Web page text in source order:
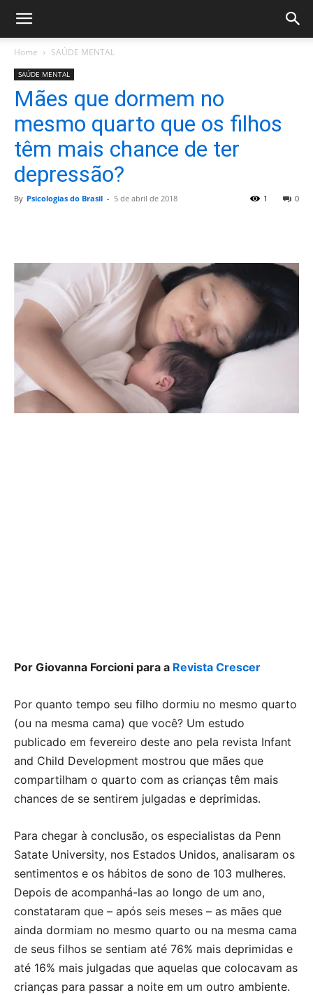
Home SAÚDE MENTAL
SAÚDE MENTAL
Mães que dormem no
mesmo quarto que os filhos
têm mais chance de ter
depressão?
By Psicologias do Brasil - 5 de abril de 2018 0
1
Por Giovanna Forcioni para a Revista Crescer
Por quanto tempo seu filho dormiu no mesmo quarto
(ou na mesma cama) que você? Um estudo
publicado em fevereiro deste ano pela revista Infant
and Child Development mostrou que mães que
compartilham o quarto com as crianças têm mais
chances de se sentirem julgadas e deprimidas.
Para chegar à conclusão, os especialistas da Penn
Satate University, nos Estados Unidos, analisaram os
sentimentos e os hábitos de sono de 103 mulheres.
Depois de acompanhá-las ao longo de um ano,
constataram que – após seis meses – as mães que
ainda dormiam no mesmo quarto ou na mesma cama
de seus filhos se sentiam até 76% mais deprimidas e
até 16% mais julgadas que aquelas que colocavam as
crianças para passar a noite em um outro ambiente.